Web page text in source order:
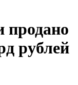
продано
рублей